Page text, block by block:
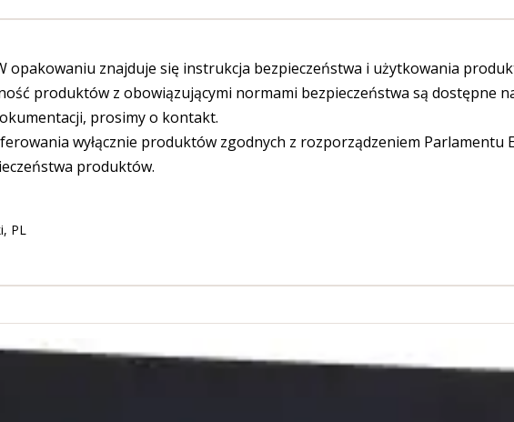
opakowaniu znajduje się instrukcja bezpieczeństwa i użytkowania
produktów z obowiązującymi normami bezpieczeństwa są dostępne
prosimy o kontakt.
wyłącznie produktów zgodnych z rozporządzeniem Parlamentu
produktów.
PL